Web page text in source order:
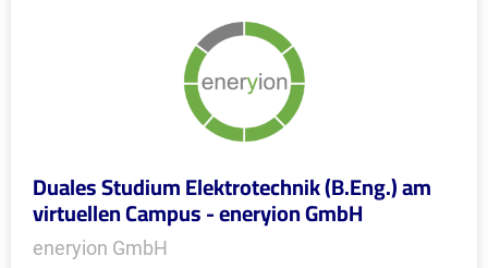
Duales Studium Elektrotechnik (B.Eng.) am
virtuellen Campus - eneryion GmbH
eneryion GmbH